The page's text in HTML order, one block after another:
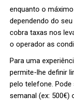
enquanto o
dependendo do
cobra taxas nos
o operador as
Para uma
permite-lhe definir
pelo telefone. Pode
semanal (ex: 500€)